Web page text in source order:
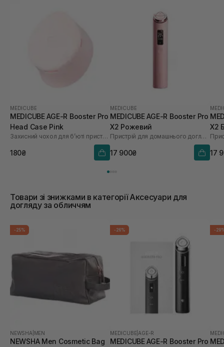
MEDICUBE
MEDICUBE AGE-R Booster Pro
Head Case Pink
Захисний чохол для бʼюті пристрою
180₴
MEDICUBE
MEDICUBE AGE-R Booster Pro
X2 Рожевий
Пристрій для домашнього догляду за шкірою 6 в 1
17 900₴
X2
17
Товари зі знижками в категорії Аксесуари для
догляду за обличчям
-25%
NEWSHA MEN
NEWSHA Men Сosmetic Bag
-26%
MEDICUBE AGE-R
MEDICUBE AGE-R Booster Pro
-